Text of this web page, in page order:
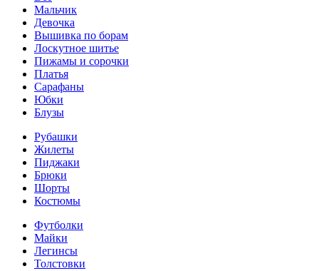
Мальчик
Девочка
Вышивка по борам
Лоскутное шитье
Пижамы и сорочки
Платья
Сарафаны
Юбки
Блузы
Рубашки
Жилеты
Пиджаки
Брюки
Шорты
Костюмы
Футболки
Майки
Легинсы
Толстовки